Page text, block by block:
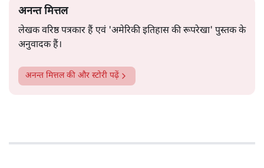
अनन्त मित्तल
लेखक वरिष्ठ पत्रकार हैं एवं 'अमेरिकी इतिहास की रूपरेखा' पुस्तक के
अनुवादक हैं।
अनन्त मित्तलकी और स्टोरी पढ़ें